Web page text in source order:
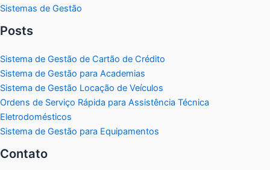
Sistemas de Gestão
Posts
Sistema de Gestão de Cartão de Crédito
Sistema de Gestão para Academias
Sistema de Gestão Locação de Veículos
Ordens de Serviço Rápida para Assistência Técnica
Eletrodomésticos
Sistema de Gestão para Equipamentos
Contato